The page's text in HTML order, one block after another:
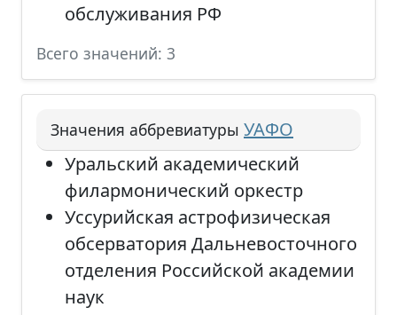
обслуживания РФ
Всего значений: 3
Значения аббревиатуры УАФО
Уральский академический
филармонический оркестр
Уссурийская астрофизическая
обсерватория Дальневосточного
отделения Российской академии
наук